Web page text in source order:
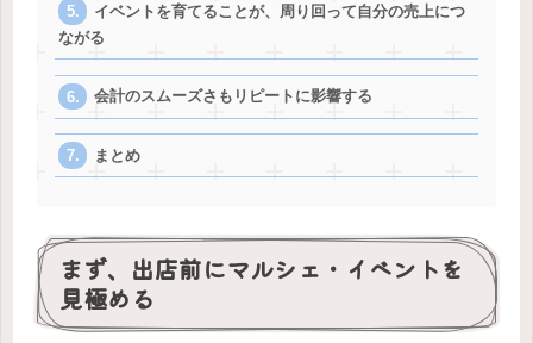
イベントを育てることが、周り回って自分の売上につ
ながる
会計のスムーズさもリピートに影響する
まとめ
まず、出店前にマルシェ・イベントを
見極める